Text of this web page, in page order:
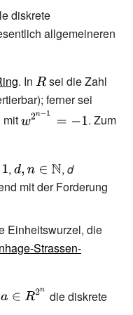
diskrete
allgemeineren
. In {\displaystyle
R}
sei die Zahl
ferner sei
w\in R}
mit{\displaystyle . Zum
, {\displaystyle
d,n\in
, d
mit der Forderung
Einheitswurzel, die
Strassen-
{\displaystyledie diskrete